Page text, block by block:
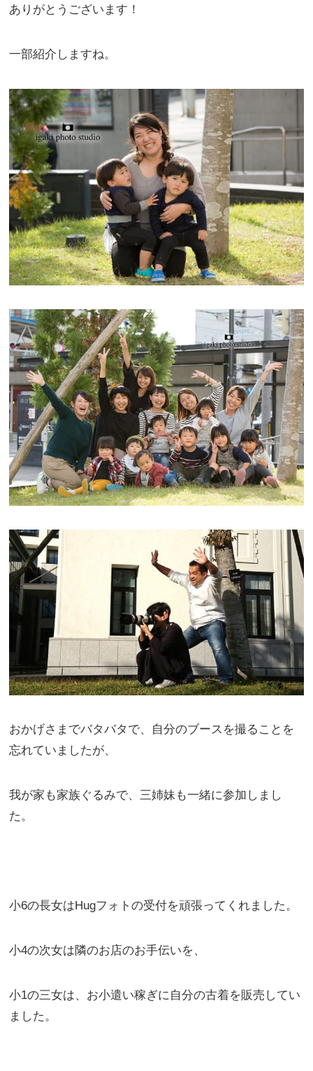
ありがとうございます！
一部紹介しますね。
おかげさまでバタバタで、自分のブースを撮ることを
忘れていましたが、
我が家も家族ぐるみで、三姉妹も一緒に参加しまし
た。
小6の長女はHugフォトの受付を頑張ってくれました。
小4の次女は隣のお店のお手伝いを、
小1の三女は、お小遣い稼ぎに自分の古着を販売してい
ました。